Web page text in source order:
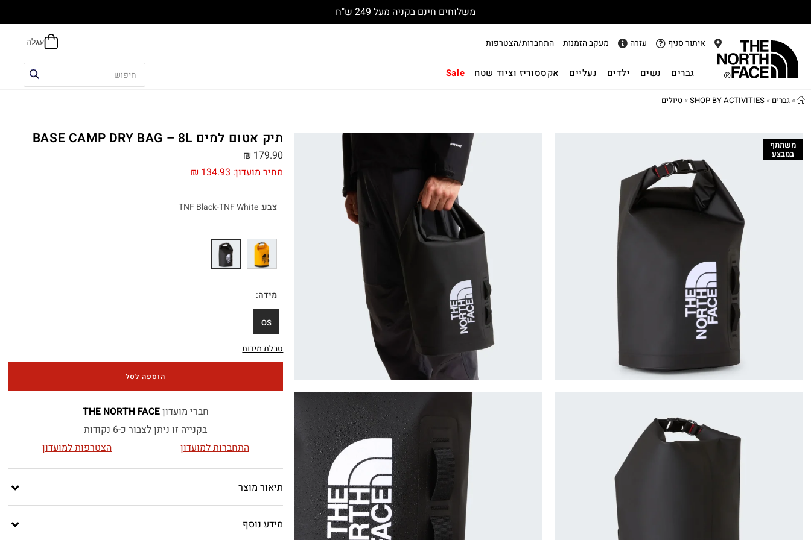
משלוחים חינם בקניה מעל 249 ש"ח
איתור סניף עזרה מעקב הזמנות התחברות/הצטרפות
גברים נשים ילדים נעליים אקססוריז וציוד שטח Sale
»גברים »
SHOP BY ACTIVITIES
»טיולים
משתתף
במבצע
תיק אטום למים BASE CAMP DRY BAG – 8L
מחיר מועדון: ₪ 134.93
₪ 179.90
צבע:
TNF Black-TNF White
מידה
OS
טבלת מידות
הוספה לסל
חברי מועדוןTHE NORTH FACE
בקנייה זו ניתן לצבור כ-6 נקודות
התחברות למועדון
הצטרפות למועדון
תיאור מוצר
מידע נוסף